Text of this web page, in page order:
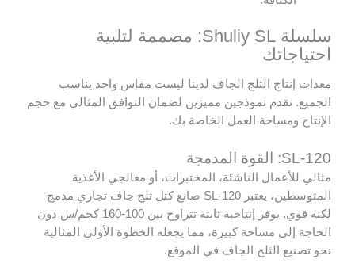
سلسلة Shuliy SL: مصممة لتلبية
احتياجاتك
معدات إنتاج الثلج الجاف لدينا ليست مقاس واحد يناسب
الجميع. نقدم نموذجين مميزين لضمان التوافق المثالي مع حجم
الإنتاج ومساحة العمل الخاصة بك.
SL-120: القوة المدمجة
مثالي للأعمال الناشئة، المختبرات، أو معالجي الأغذية
المتوسطين، يعتبر SL-120 صانع كتل ثلج جاف تجاري مدمج
لكنه قوي. يوفر إنتاجية ثابتة تتراوح بين 100-160 كجم/س دون
الحاجة إلى مساحة كبيرة، مما يجعله الخطوة الأولى المثالية
نحو تصنيع الثلج الجاف في الموقع.